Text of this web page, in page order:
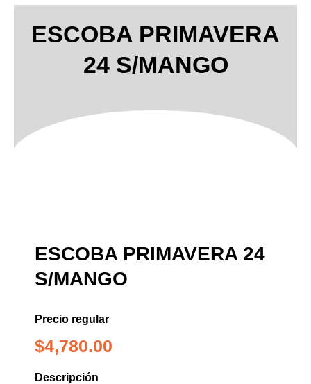
ESCOBA PRIMAVERA
24 S/MANGO
ESCOBA PRIMAVERA 24
S/MANGO
Precio regular
$4,780.00
Descripción